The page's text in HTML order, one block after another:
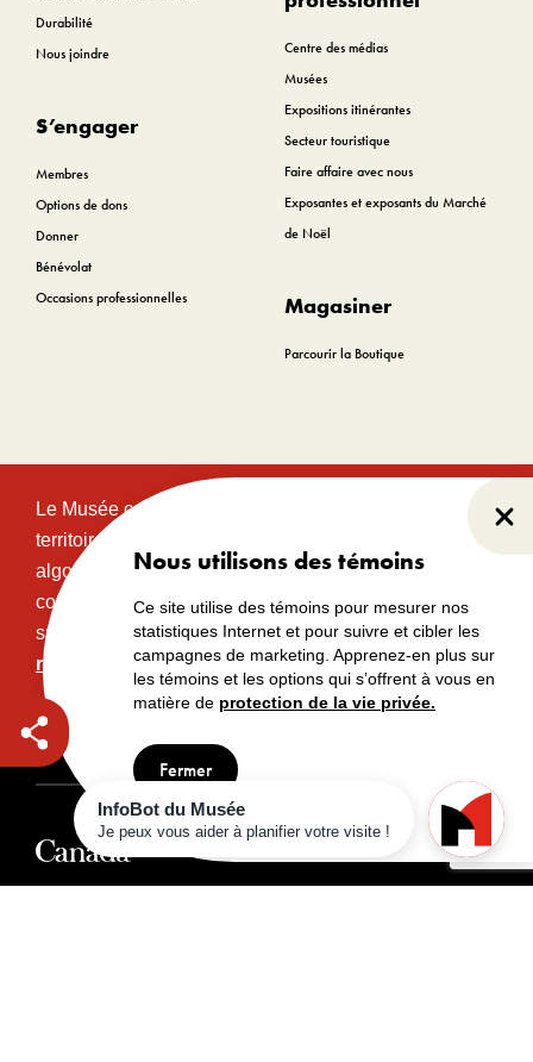
Nous utilisons des témoins
Ce site utilise des témoins pour mesurer nos
statistiques Internet et pour suivre et cibler les
campagnes de marketing. Apprenez-en plus sur
les témoins et les options qui s’offrent à vous en
matière de protection de la vie privée.
Fermer
Durabilité
Nous joindre
S’engager
Membres
Options de dons
Donner
Bénévolat
Occasions professionnelles
Centre des médias
Musées
Expositions itinérantes
Secteur touristique
Faire affaire avec nous
Exposantes et exposants du Marché
de Noël
Magasiner
Parcourir la Boutique
Le Musée canadien de l’histoire est situé sur le
territoire traditionnel et non cédé des communautés
algonquines Anishinabeg. Ce territoire a eu et
continue d’avoir une grande importance historique,
spirituelle et sacrée.Lire l’intégralité de la
reconnaissance territoriale.
Droits d’auteur Avertissements
© Musée canadien de l’histoire, 2024